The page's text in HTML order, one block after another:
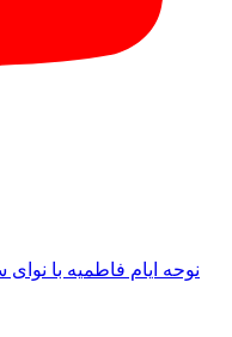
نوحه ایام فاطمیه با